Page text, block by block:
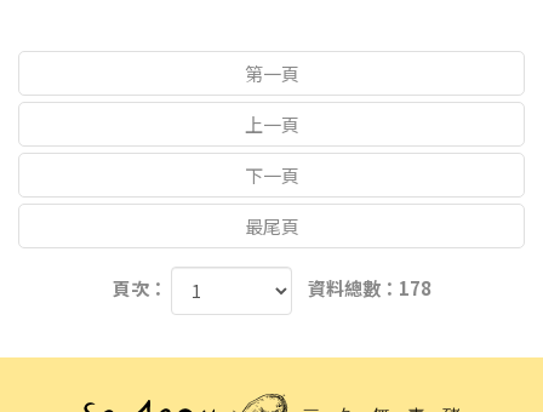
第一頁
上一頁
下一頁
最尾頁
頁次： 資料總數：178